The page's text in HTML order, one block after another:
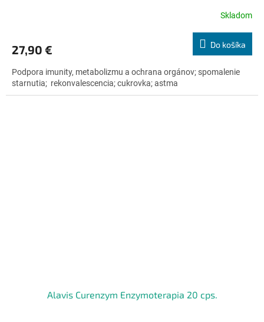
je
z
5
hviezdičiek.
Skladom
27,90 € Do košíka
Podpora imunity, metabolizmu a ochrana orgánov; spomalenie
starnutia; rekonvalescencia; cukrovka; astma
Alavis Curenzym Enzymoterapia 20 cps.